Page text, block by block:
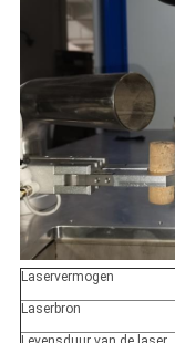
Laservermogen
Laserbron